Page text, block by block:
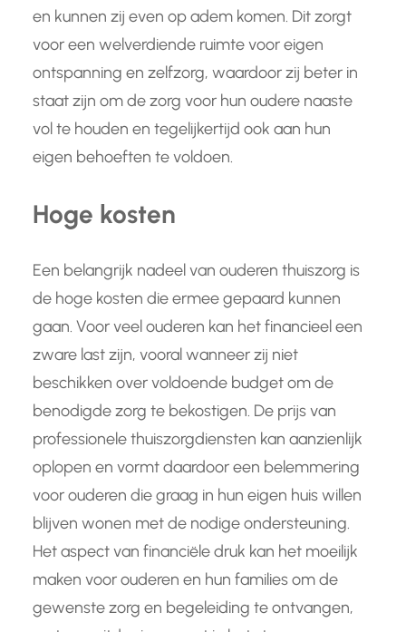
en kunnen zij even op adem komen. Dit zorgt
voor een welverdiende ruimte voor eigen
ontspanning en zelfzorg, waardoor zij beter in
staat zijn om de zorg voor hun oudere naaste
vol te houden en tegelijkertijd ook aan hun
eigen behoeften te voldoen.
Hoge kosten
Een belangrijk nadeel van ouderen thuiszorg is
de hoge kosten die ermee gepaard kunnen
gaan. Voor veel ouderen kan het financieel een
zware last zijn, vooral wanneer zij niet
beschikken over voldoende budget om de
benodigde zorg te bekostigen. De prijs van
professionele thuiszorgdiensten kan aanzienlijk
oplopen en vormt daardoor een belemmering
voor ouderen die graag in hun eigen huis willen
blijven wonen met de nodige ondersteuning.
Het aspect van financiële druk kan het moeilijk
maken voor ouderen en hun families om de
gewenste zorg en begeleiding te ontvangen,